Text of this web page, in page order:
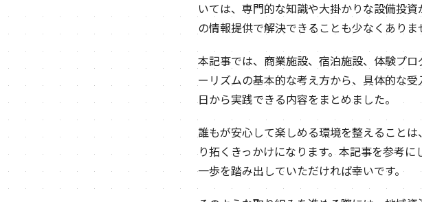
いては、専門的な知識や大掛かりな設備投
の情報提供で解決できることも少なくありま
本記事では、商業施設、宿泊施設、体験プ
ーリズムの基本的な考え方から、具体的な
日から実践できる内容をまとめました。
誰もが安心して楽しめる環境を整えること
り拓くきっかけになります。本記事を参考
一歩を踏み出していただければ幸いです。